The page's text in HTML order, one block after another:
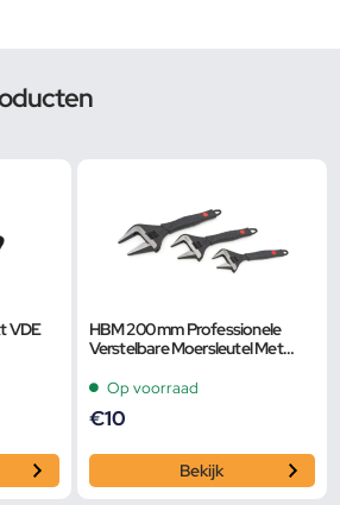
VDE
HBM 200 mm Professionele
Verstelbare Moersleutel Met
Smalle Bek
Op voorraad
€10
Bekijk